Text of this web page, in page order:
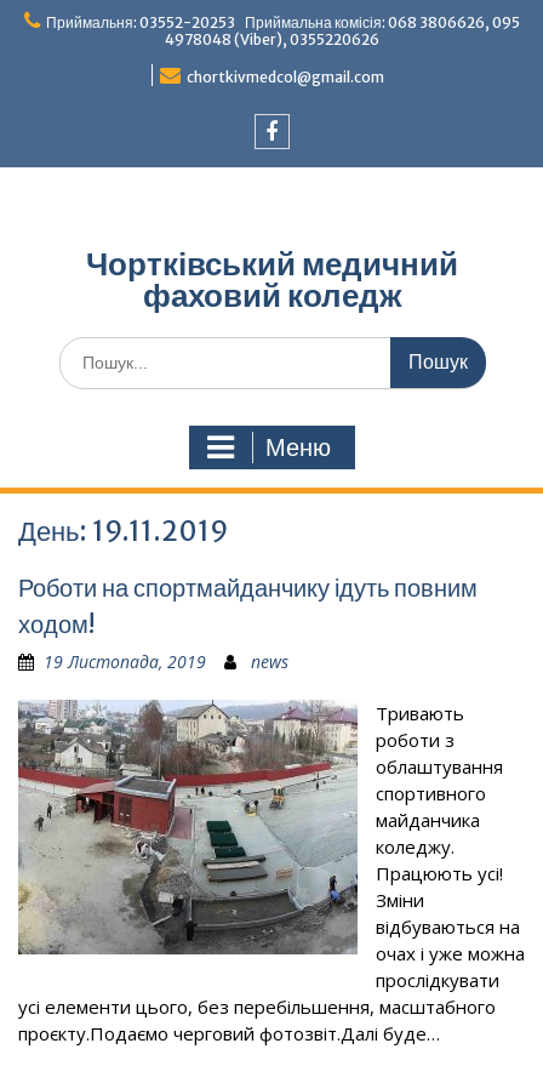
ПерейтиПриймальня: 03552-20253 Приймальна комісія: 068 3806626, 095
4978048 (Viber), 0355220626
chortkivmedcol@gmail.com
Чортківський медичний
фаховий коледж
Шукати:
Меню
День: 19.11.2019
Роботи на спортмайданчику ідуть повним
ходом!
19 Листопада, 2019 news
Тривають
роботи з
облаштування
спортивного
майданчика
коледжу.
Працюють усі!
Зміни
відбуваються на
очах і уже можна
прослідкувати
усі елементи цього, без перебільшення, масштабного
проєкту.Подаємо черговий фотозвіт.Далі буде…